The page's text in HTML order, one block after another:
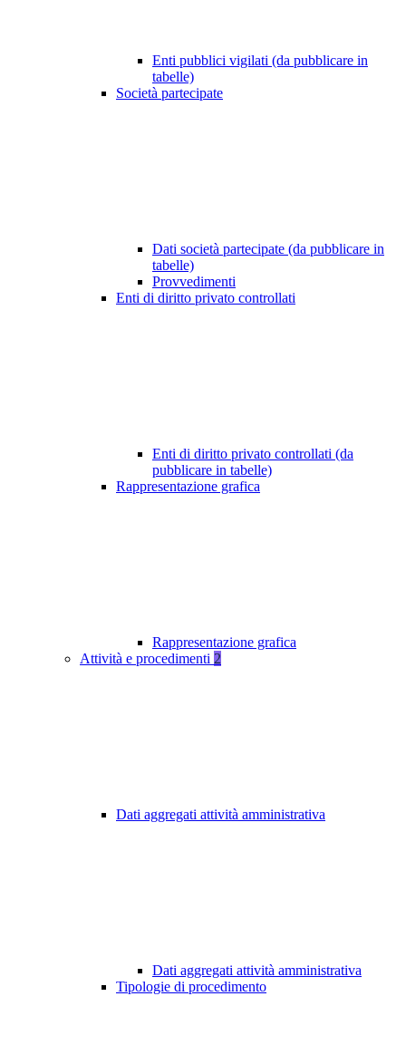
Enti pubblici vigilati (da pubblicare in
tabelle)
Società partecipate
Dati società partecipate (da pubblicare in
tabelle)
Provvedimenti
Enti di diritto privato controllati
Enti di diritto privato controllati (da
pubblicare in tabelle)
Rappresentazione grafica
Rappresentazione grafica
Attività e procedimenti 2
Dati aggregati attività amministrativa
Dati aggregati attività amministrativa
Tipologie di procedimento